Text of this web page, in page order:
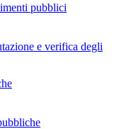
pubblici
e verifica degli